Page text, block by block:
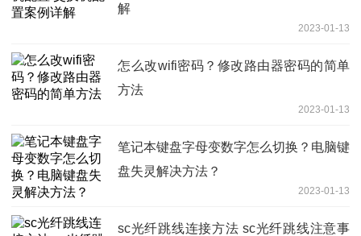
解
2023-01-13
怎么改wifi密码？修改路由器密码的简单
方法
2023-01-13
笔记本键盘字母变数字怎么切换？电脑键
盘失灵解决方法？
2023-01-13
sc光纤跳线连接方法 sc光纤跳线注意事